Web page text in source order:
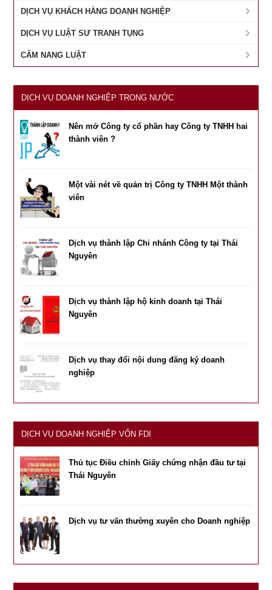
DỊCH VỤ KHÁCH HÀNG DOANH NGHIỆP
DỊCH VỤ LUẬT SƯ TRANH TỤNG
CẨM NANG LUẬT
DỊCH VỤ DOANH NGHIỆP TRONG NƯỚC
Nên mở Công ty cổ phần hay Công ty TNHH hai
thành viên ?
Một vài nét về quản trị Công ty TNHH Một thành
viên
Dịch vụ thành lập Chi nhánh Công ty tại Thái
Nguyên
Dịch vụ thành lập hộ kinh doanh tại Thái
Nguyên
Dịch vụ thay đổi nội dung đăng ký doanh
nghiệp
DỊCH VỤ DOANH NGHIỆP VỐN FDI
Thủ tục Điều chỉnh Giấy chứng nhận đầu tư tại
Thái Nguyên
Dịch vụ tư vấn thường xuyên cho Doanh nghiệp